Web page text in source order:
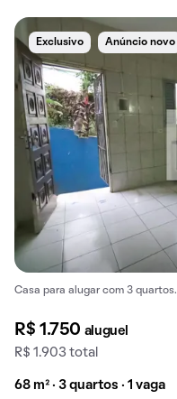
Exclusivo Anúncio novo
Casa para alugar com 3 quartos.
R$ 1.750 aluguel
R$ 1.903 total
68 m² · 3 quartos · 1 vaga